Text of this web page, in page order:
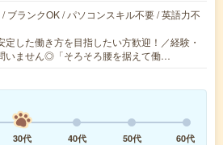
ブランクOK / パソコンスキル不要 / 英語力不
定した働き方を目指したい方歓迎！／経験・
いません◎「そろそろ腰を据えて働…
30代 40代 50代 60代